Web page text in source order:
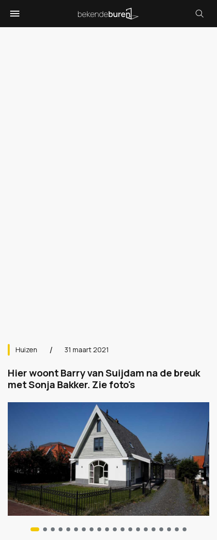
Huizen 31 maart 2021
Hier woont Barry van Suijdam na de breuk
met Sonja Bakker. Zie foto's